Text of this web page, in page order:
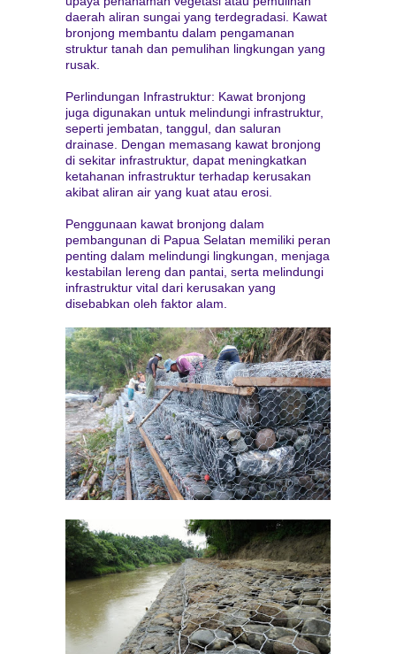
daerah aliran sungai yang terdegradasi. Kawat
bronjong membantu dalam pengamanan
struktur tanah dan pemulihan lingkungan yang
rusak.
Perlindungan Infrastruktur: Kawat bronjong
juga digunakan untuk melindungi infrastruktur,
seperti jembatan, tanggul, dan saluran
drainase. Dengan memasang kawat bronjong
di sekitar infrastruktur, dapat meningkatkan
ketahanan infrastruktur terhadap kerusakan
akibat aliran air yang kuat atau erosi.
Penggunaan kawat bronjong dalam
pembangunan di Papua Selatan memiliki peran
penting dalam melindungi lingkungan, menjaga
kestabilan lereng dan pantai, serta melindungi
infrastruktur vital dari kerusakan yang
disebabkan oleh faktor alam.